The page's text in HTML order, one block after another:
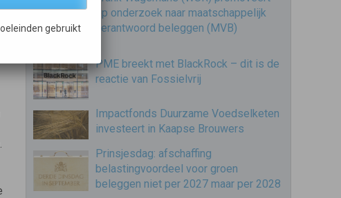
op onderzoek naar maatschappelijk
verantwoord beleggen (MVB)
PME breekt met BlackRock – dit is de
reactie van Fossielvrij
Impactfonds Duurzame Voedselketen
investeert in Kaapse Brouwers
Prinsjesdag: afschaffing
belastingvoordeel voor groen
beleggen niet per 2027 maar per 2028
gebruikt